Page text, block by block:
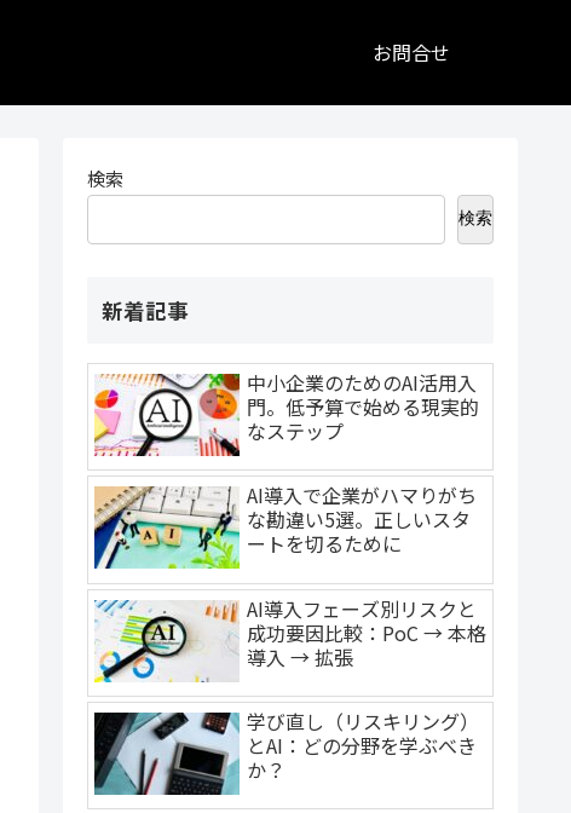
お問合せ
検索
検索
新着記事
中小企業のためのAI活用入
門。低予算で始める現実的
なステップ
AI導入で企業がハマりがち
な勘違い5選。正しいスタ
ートを切るために
AI導入フェーズ別リスクと
成功要因比較：PoC → 本格
導入 → 拡張
学び直し（リスキリング）
とAI：どの分野を学ぶべき
か？